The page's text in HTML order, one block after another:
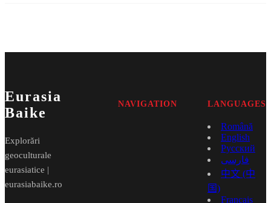
Eurasia
Baike
Explorări
geoculturale
eurasiatice |
eurasiabaike.ro
NAVIGATION LANGUAGES
Română
English
Русский
فارسی
中文 (中
国)
Français